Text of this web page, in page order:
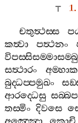
1.
චතුත්‍ථස‍්ස
කත්‍වා
පත්‍ථනං
සත්‍ථාරං
බුද‍්ධප‍්පමුඛං
ආරද‍්ධෙසු
තස‍්මිං දිවසෙ